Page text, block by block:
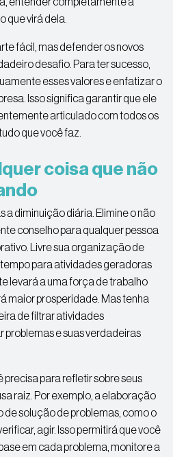
que virá dela.
fácil, mas defender os novos
desafio. Para ter sucesso,
esses valores e enfatizar o
Isso significa garantir que ele
articulado com todos os
que você faz.
coisa que não
a diminuição diária. Elimine o não
conselho para qualquer pessoa
Livre sua organização de
para atividades geradoras
levará a uma força de trabalho
maior prosperidade. Mas tenha
de filtrar atividades
problemas e suas verdadeiras
para refletir sobre seus
raiz. Por exemplo, a elaboração
de solução de problemas, como o
agir. Isso permitirá que você
em cada problema, monitore a